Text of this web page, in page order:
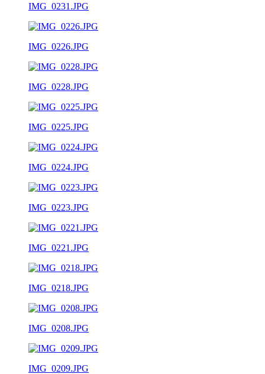
IMG_0231.JPG
IMG_0226.JPG
IMG_0228.JPG
IMG_0225.JPG
IMG_0224.JPG
IMG_0223.JPG
IMG_0221.JPG
IMG_0218.JPG
IMG_0208.JPG
IMG_0209.JPG